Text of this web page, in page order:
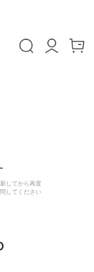
してから再度
してください